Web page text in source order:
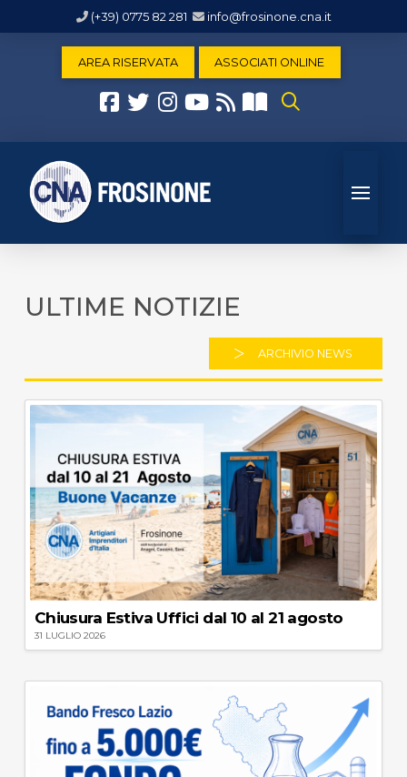
(+39) 0775 82 281 info@frosinone.cna.it
AREA RISERVATA ASSOCIATI ONLINE
ULTIME NOTIZIE
ARCHIVIO NEWS
Chiusura Estiva Uffici dal 10 al 21 agosto
31 LUGLIO 2026